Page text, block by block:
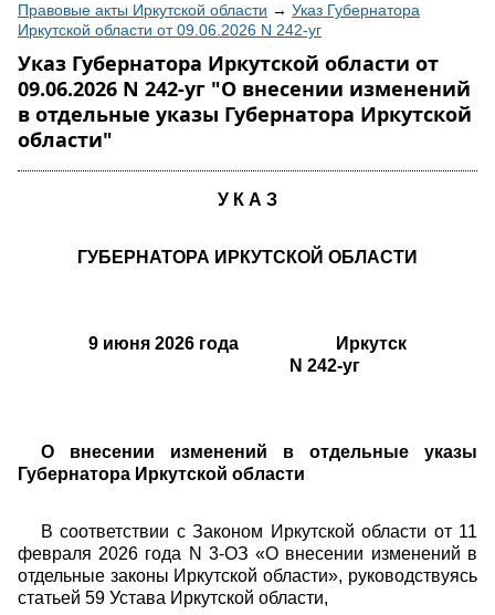
Правовые акты Иркутской области → Указ Губернатора
Иркутской области от 09.06.2026 N 242-уг
Указ Губернатора Иркутской области от
09.06.2026 N 242-уг "О внесении изменений
в отдельные указы Губернатора Иркутской
области"
У К А З
ГУБЕРНАТОРА ИРКУТСКОЙ ОБЛАСТИ
9 июня 2026 года Иркутск
N 242-уг
О внесении изменений в отдельные указы
Губернатора Иркутской области
В соответствии с Законом Иркутской области от 11
февраля 2026 года N 3-ОЗ «О внесении изменений в
отдельные законы Иркутской области», руководствуясь
статьей 59 Устава Иркутской области,